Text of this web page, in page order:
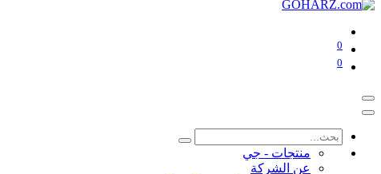
0
0
منتجات - جي
عن الشركة